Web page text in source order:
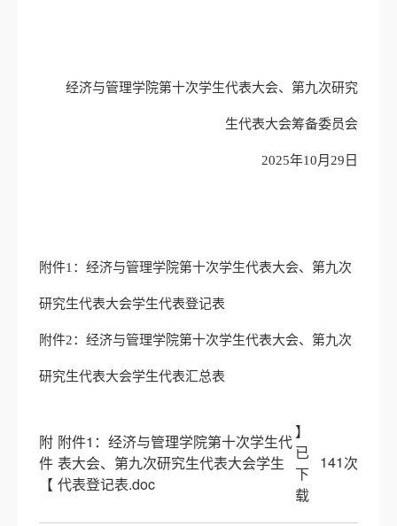
经济与管理学院第十次学生代表大会、第九次研究
生代表大会筹备委员会
2025年10月29日
附件1：经济与管理学院第十次学生代表大会、第九次
研究生代表大会学生代表登记表
附件2：经济与管理学院第十次学生代表大会、第九次
研究生代表大会学生代表汇总表
附
件
【
附件1：经济与管理学院第十次学生代
表大会、第九次研究生代表大会学生
代表登记表.doc
】
已
下
载
141次